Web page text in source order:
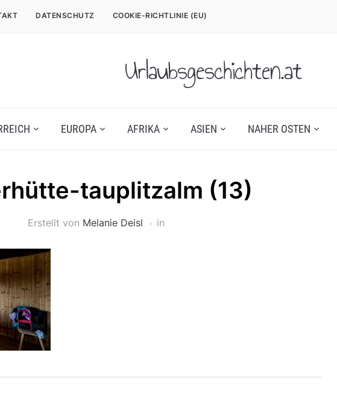
DATENSCHUTZ COOKIE-RICHTLINIE (EU)
Urlaubsgeschichten.at
EUROPA AFRIKA ASIEN NAHER OSTEN
tauplitzalm (13)
Erstellt von Melanie Deisl in